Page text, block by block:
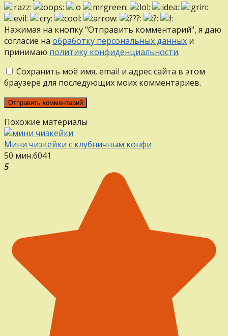
Нажимая на кнопку "Отправить комментарий", я даю
согласие на обработку персональных данных и
принимаю политику конфиденциальности.
Сохранить моё имя, email и адрес сайта в этом
браузере для последующих моих комментариев.
Похожие материалы
Мини чизкейки с клубничным конфи
50 мин.6041
5